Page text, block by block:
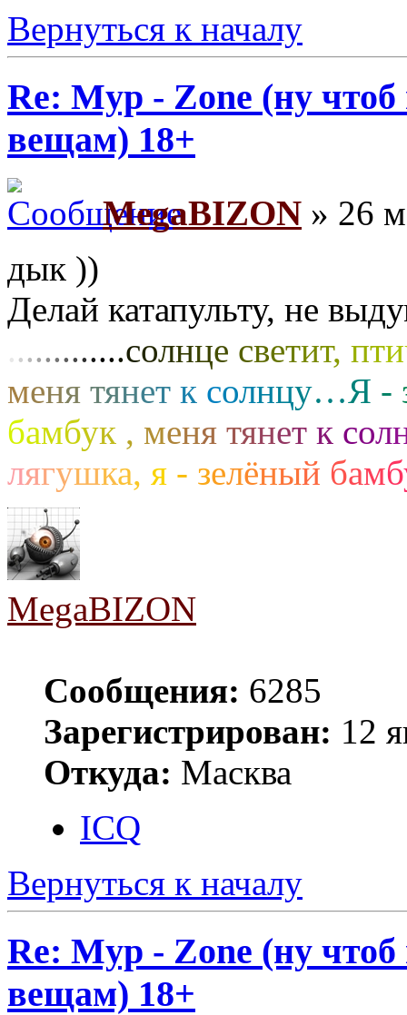
Вернуться к началу
Re: Myp - Zone (ну
вещам) 18+
MegaBIZON » 26
дык ))
Делай катапульту, не
............солнце светит, пти
меня тянет к солнцу…Я -
бамбук , меня тянет к сол
лягушка, я - зелёный бамб
MegaBIZON
Сообщения: 6285
Зарегистрирован: 12
Откуда: Масква
ICQ
Вернуться к началу
Re: Myp - Zone (ну
вещам) 18+